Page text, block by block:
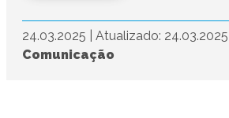
24.03.2025 Atualizado: 24.03.2025
Comunicação